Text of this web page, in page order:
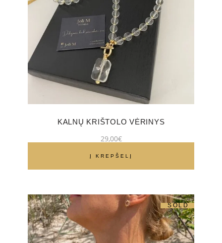
KALNŲ KRIŠTOLO VĖRINYS
29,00€
Į KREPŠELĮ
SOLD